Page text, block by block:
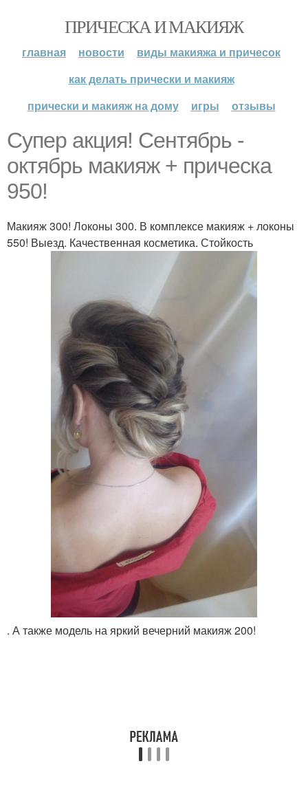
ПРИЧЕСКА И МАКИЯЖ
главная новости
виды макияжа и причесок
как делать прически и макияж
прически и макияж на дому
игры отзывы
Супер акция! Сентябрь -
октябрь макияж + прическа
950!
Макияж 300! Локоны 300. В комплексе макияж + локоны
550! Выезд. Качественная косметика. Стойкость
. А также модель на яркий вечерний макияж 200!